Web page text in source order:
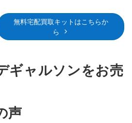
無料宅配買取キットはこちらか
ら
ギャルソンをお売
声